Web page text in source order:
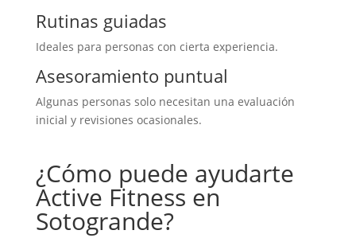
Rutinas guiadas
Ideales para personas con cierta experiencia.
Asesoramiento puntual
Algunas personas solo necesitan una evaluación
inicial y revisiones ocasionales.
¿Cómo puede ayudarte
Active Fitness en
Sotogrande?